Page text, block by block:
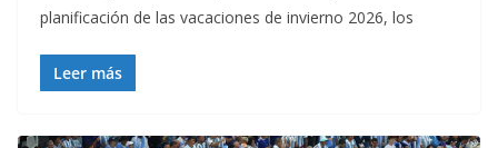
planificación de las vacaciones de invierno 2026, los
Leer más